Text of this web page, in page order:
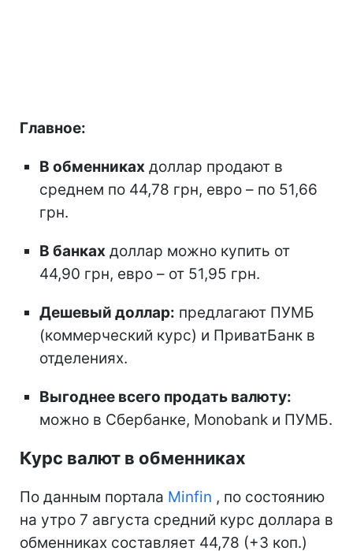
Главное:
В обменниках доллар продают в
среднем по 44,78 грн, евро – по 51,66
грн.
В банках доллар можно купить от
44,90 грн, евро – от 51,95 грн.
Дешевый доллар: предлагают ПУМБ
(коммерческий курс) и ПриватБанк в
отделениях.
Выгоднее всего продать валюту:
можно в Сбербанке, Monobank и ПУМБ.
Курс валют в обменниках
По данным портала Minfin , по состоянию
на утро 7 августа средний курс доллара в
обменниках составляет 44,78 (+3 коп.)